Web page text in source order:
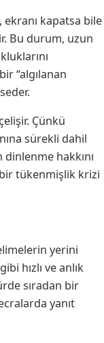
kapatsa bile
Bu durum, uzun
“algılanan
Çünkü
sürekli dahil
hakkını
bir tükenmişlik krizi
yerini
hızlı ve anlık
sıradan bir
yanıt